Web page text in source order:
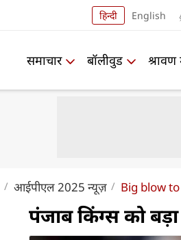
हिन्दी English
समाचार बॉलीवुड
आईपीएल 2025 न्यूज़ Big blow
पंजाब किंग्स को